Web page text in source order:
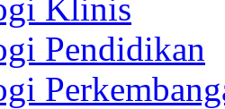
Klinis
Pendidikan